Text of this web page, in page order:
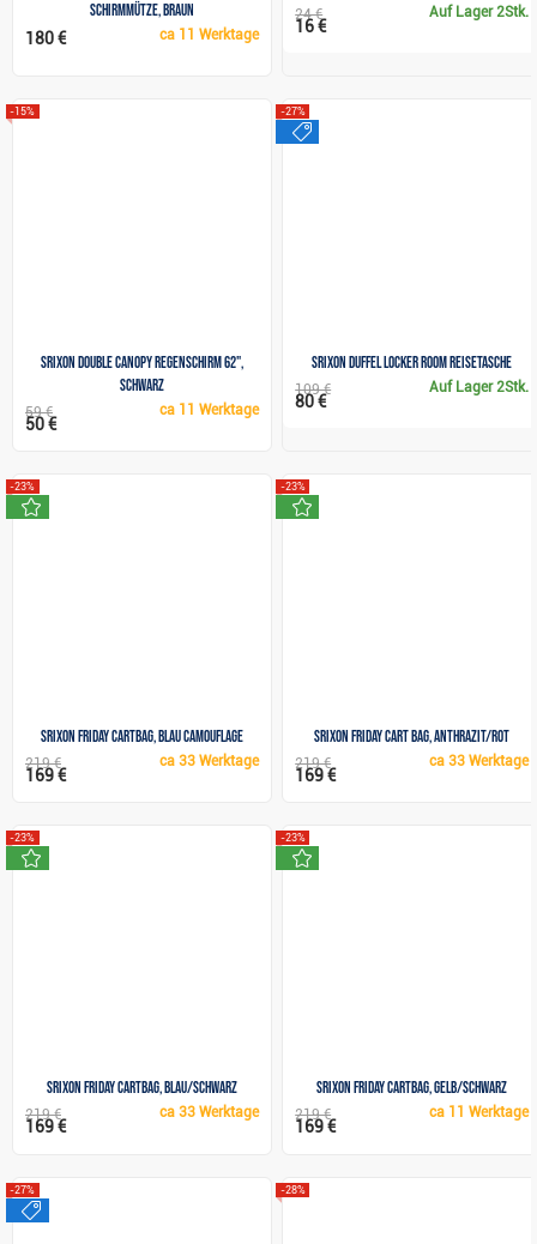
Schirmmütze, braun
ca 11 Werktage
180 €
Auf Lager2Stk.
24 €
16 €
Srixon Double Canopy Regenschirm 62",
schwarz
-15%
ca 11 Werktage
59 €
50 €
Srixon Duffel Locker Room Reisetasche
-27%
Auf Lager 2Stk.
109 €
80 €
Srixon Friday Cartbag, Blau Camouflage
-23%
ca33 Werktage
219 €
169 €
Srixon Friday cart bag, Anthrazit/Rot
-23%
ca33 Werktage
219 €
169 €
Srixon Friday Cartbag, blau/schwarz
-23%
ca33 Werktage
219 €
169 €
Srixon Friday Cartbag, gelb/schwarz
-23%
ca 11 Werktage
219 €
169 €
-27% -28%